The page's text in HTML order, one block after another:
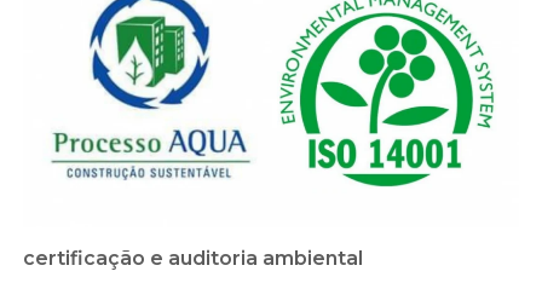
certificação e auditoria ambiental